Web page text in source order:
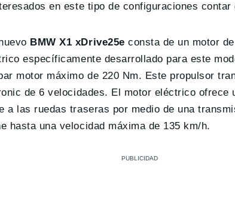
en este tipo de configuraciones
BMW X1 xDrive25e consta de un motor
específicamente desarrollado para este
motor máximo de 220 Nm. Este propulsor
de 6 velocidades. El motor eléctrico ofrece
a las ruedas traseras por medio de una
hasta una velocidad máxima de 135 km/h.